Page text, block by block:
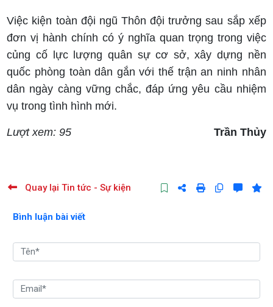
Việc kiện toàn đội ngũ Thôn đội trưởng sau sắp xếp
đơn vị hành chính có ý nghĩa quan trọng trong việc
củng cố lực lượng quân sự cơ sở, xây dựng nền
quốc phòng toàn dân gắn với thế trận an ninh nhân
dân ngày càng vững chắc, đáp ứng yêu cầu nhiệm
vụ trong tình hình mới.
Lượt xem: 95 Trần Thủy
Quay lại Tin tức - Sự kiện
Bình luận bài viết